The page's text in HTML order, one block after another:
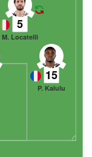
15
P. Kalulu
5
M. Locatelli